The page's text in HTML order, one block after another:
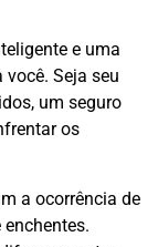
e uma
Seja seu
um seguro
os
a ocorrência de